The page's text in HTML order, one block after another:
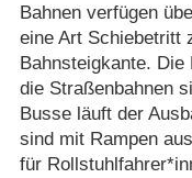
Bahnen verfügen
eine Art Schiebetritt
Bahnsteigkante.
die Straßenbahnen
Busse läuft der
sind mit Rampen
für